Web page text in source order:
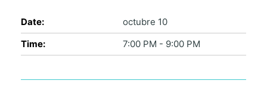
Date:
octubre 10
Time:
7:00 PM - 9:00 PM